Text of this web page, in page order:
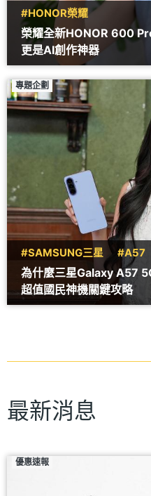
#HONOR榮耀
榮耀全新HONOR 600
更是AI創作神器
專題企劃
#SAMSUNG三星 #A57
為什麼三星Galaxy A57
超值國民神機關鍵攻略
最新消息
優惠速報